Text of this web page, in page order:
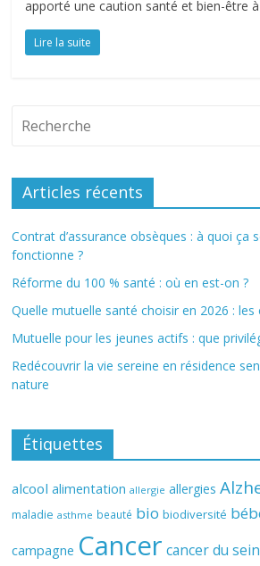
apporté une caution santé et bien-être à
Lire la suite
Articles récents
Contrat d’assurance obsèques : à quoi ça
fonctionne ?
Réforme du 100 % santé : où en est-on ?
Quelle mutuelle santé choisir en 2026 : les
Mutuelle pour les jeunes actifs : que
Redécouvrir la vie sereine en résidence
nature
Étiquettes
alcool alimentation allergie allergies
maladie asthme beauté bio biodiversité
campagne Cancer cancer du sein